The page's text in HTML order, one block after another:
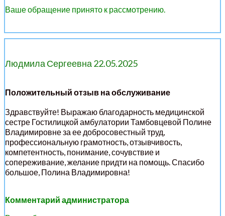
Ваше обращение принято к рассмотрению.
Людмила Сергеевна 22.05.2025
Положительный отзыв на обслуживание
Здравствуйте! Выражаю благодарность медицинской
сестре Гостилицкой амбулатории Тамбовцевой Полине
Владимировне за ее добросовестный труд,
профессиональную грамотность, отзывчивость,
компетентность, понимание, сочувствие и
сопереживание, желание придти на помощь. Спасибо
большое, Полина Владимировна!
Комментарий администратора